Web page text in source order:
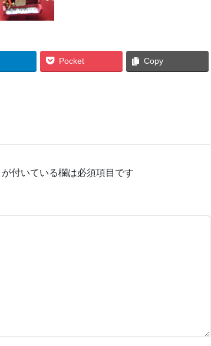
Pocket Copy
が付いている欄は必須項目です